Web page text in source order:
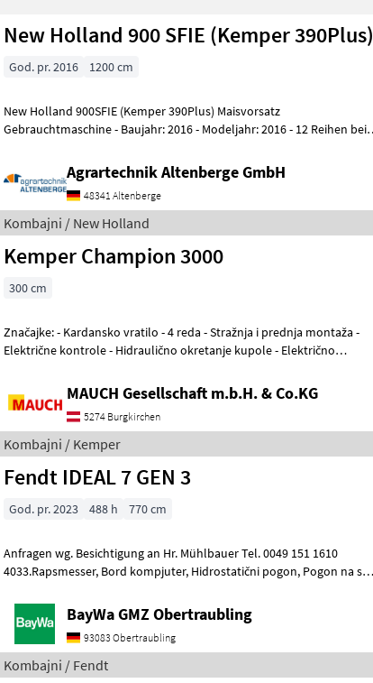
New Holland 900 SFIE (Kemper 390Plus)
God. pr. 2016 1200 cm
New Holland 900SFIE (Kemper 390Plus) Maisvorsatz
Gebrauchtmaschine - Baujahr: 2016 - Modeljahr: 2016 - 12 Reihen bei
Agrartechnik Altenberge GmbH
48341 Altenberge
Kombajni / New Holland
Kemper Champion 3000
300 cm
Značajke: - Kardansko vratilo - 4 reda - Stražnja i prednja montaža -
Električne kontrole - Hidraulično okretanje kupole - Električno
MAUCH Gesellschaft m.b.H. & Co.KG
5274 Burgkirchen
Kombajni / Kemper
Fendt IDEAL 7 GEN 3
God. pr. 2023 488 h 770 cm
Anfragen wg. Besichtigung an Hr. Mühlbauer Tel. 0049 151 1610
4033.Rapsmesser, Bord kompjuter, Hidrostatični pogon, Pogon na sve
BayWa GMZ Obertraubling
93083 Obertraubling
Kombajni / Fendt